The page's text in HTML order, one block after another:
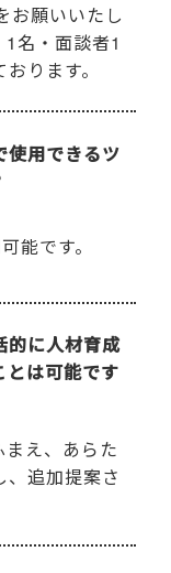
お願いいたし
名・面談者1
ります。
使用できるツ
能です。
的に人材育成
とは可能です
え、あらた
、追加提案さ